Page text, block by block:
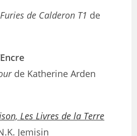
de Calderon T1 de
de Katherine Arden
Les Livres de la Terre
Jemisin